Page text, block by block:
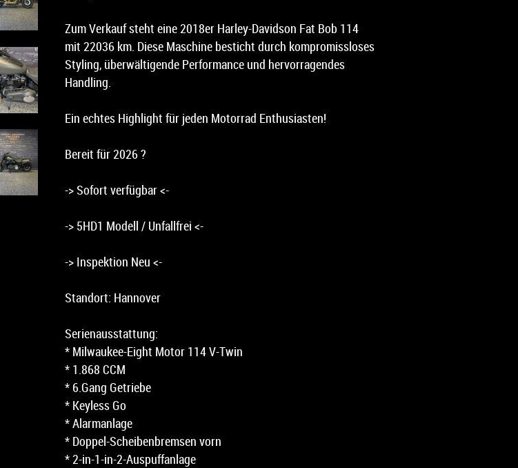
Zum Verkauf steht eine 2018er Harley-Davidson Fat Bob 114
mit 22036 km. Diese Maschine besticht durch kompromissloses
Styling, überwältigende Performance und hervorragendes
Handling.
Ein echtes Highlight für jeden Motorrad Enthusiasten!
Bereit für 2026 ?
-> Sofort verfügbar <-
-> 5HD1 Modell / Unfallfrei <-
-> Inspektion Neu <-
Standort: Hannover
Serienausstattung:
* Milwaukee-Eight Motor 114 V-Twin
* 1.868 CCM
* 6.Gang Getriebe
* Keyless Go
* Alarmanlage
* Doppel-Scheiben­bremsen vorn
* 2-in-1-in-2-Auspuff­anlage